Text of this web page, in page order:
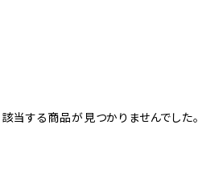
該当する商品が見つかりませんでした。